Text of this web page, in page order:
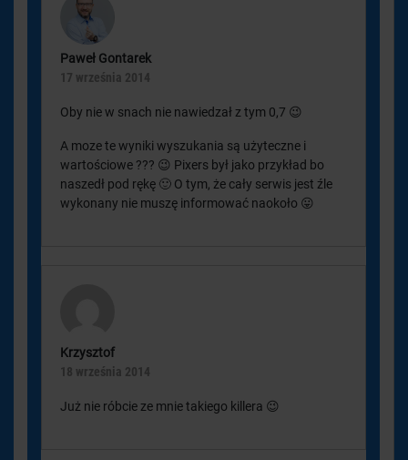
Paweł Gontarek
17 września 2014
Oby nie w snach nie nawiedzał z tym 0,7 😉
A moze te wyniki wyszukania są użyteczne i
wartościowe ??? 😉 Pixers był jako przykład bo
naszedł pod rękę 🙂 O tym, że cały serwis jest źle
wykonany nie muszę informować naokoło 😛
Krzysztof
18 września 2014
Już nie róbcie ze mnie takiego killera 😉